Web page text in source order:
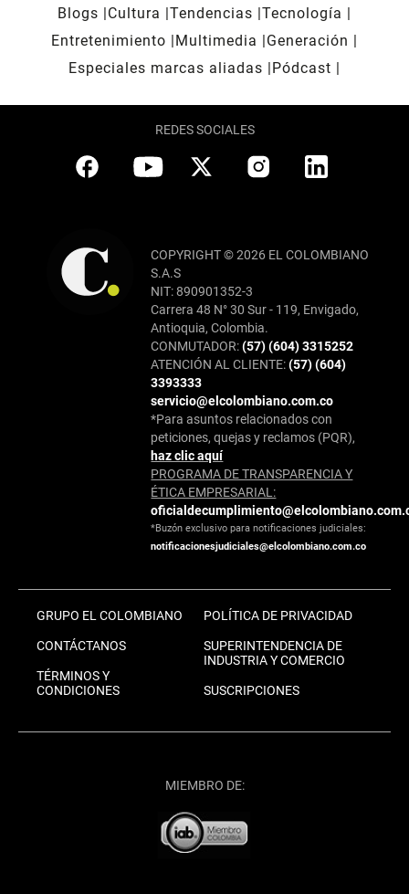
Blogs
Cultura Tendencias Tecnología
Entretenimiento
Multimedia
Generación
Especiales marcas aliadas
Pódcast
REDES SOCIALES
COPYRIGHT © 2026 EL COLOMBIANO
S.A.S
NIT: 890901352-3
Carrera 48 N° 30 Sur - 119, Envigado,
Antioquia, Colombia.
CONMUTADOR:(57) (604) 3315252
ATENCIÓN AL CLIENTE:(57) (604)
3393333
servicio@elcolombiano.com.co
*Para asuntos relacionados con
peticiones, quejas y reclamos (PQR),
haz clic aquí
PROGRAMA DE TRANSPARENCIA Y
ÉTICA EMPRESARIAL:
*Buzón exclusivo para notificaciones judiciales:
notificacionesjudiciales@elcolombiano.com.co
GRUPO EL COLOMBIANO
CONTÁCTANOS
TÉRMINOS Y
CONDICIONES
POLÍTICA DE PRIVACIDAD
SUPERINTENDENCIA DE
INDUSTRIA Y COMERCIO
SUSCRIPCIONES
MIEMBRO DE: